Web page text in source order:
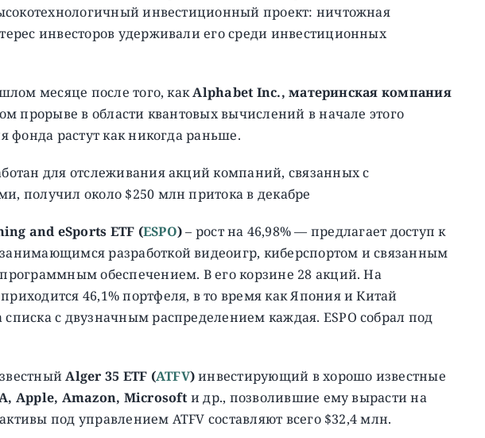
инвестиционный проект: ничтожная
инвесторов удерживали его среди инвестиционных
месяце после того, какAlphabet Inc., материнская компания
прорыве в области квантовых вычислений в начале этого
фонда растут как никогда раньше.
для отслеживания акций компаний, связанных с
получил около $250 млн притока в декабре
and eSports ETF (ESPO)– рост на 46,98% — предлагает доступ к
разработкой видеоигр, киберспортом и связанным
обеспечением. В его корзине 28 акций. На
46,1% портфеля, в то время как Япония и Китай
с двузначным распределением каждая. ESPO собрал под
Alger 35 ETF (ATFV)инвестирующий в хорошо известные
Apple, Amazon, Microsoftи др., позволившие ему вырасти на
под управлением ATFV составляют всего $32,4 млн.